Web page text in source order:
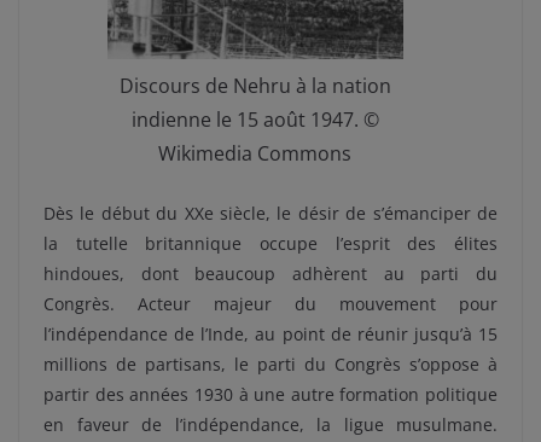
Discours de Nehru à la nation
indienne le 15 août 1947. ©
Wikimedia Commons
Dès le début du XXe siècle, le désir de s’émanciper de
la tutelle britannique occupe l’esprit des élites
hindoues, dont beaucoup adhèrent au parti du
Congrès. Acteur majeur du mouvement pour
l’indépendance de l’Inde, au point de réunir jusqu’à 15
millions de partisans, le parti du Congrès s’oppose à
partir des années 1930 à une autre formation politique
en faveur de l’indépendance, la ligue musulmane.